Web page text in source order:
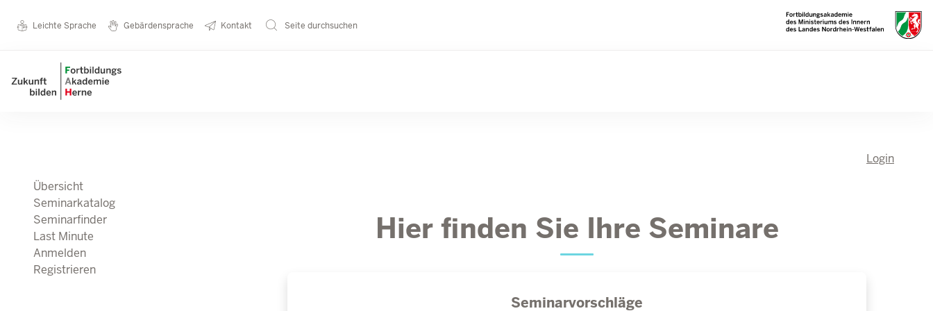
Metanavigation
Leichte Sprache Gebärdensprache Kontakt Seite durchsuchen
Login
Übersicht
Seminarkatalog
Seminarfinder
Last Minute
Anmelden
Registrieren
Hier finden Sie Ihre Seminare
Seminarvorschläge